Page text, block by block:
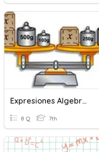
Expresiones Algebraicas Y Ecuaciones Lineales 1ro.
8 Q 7th